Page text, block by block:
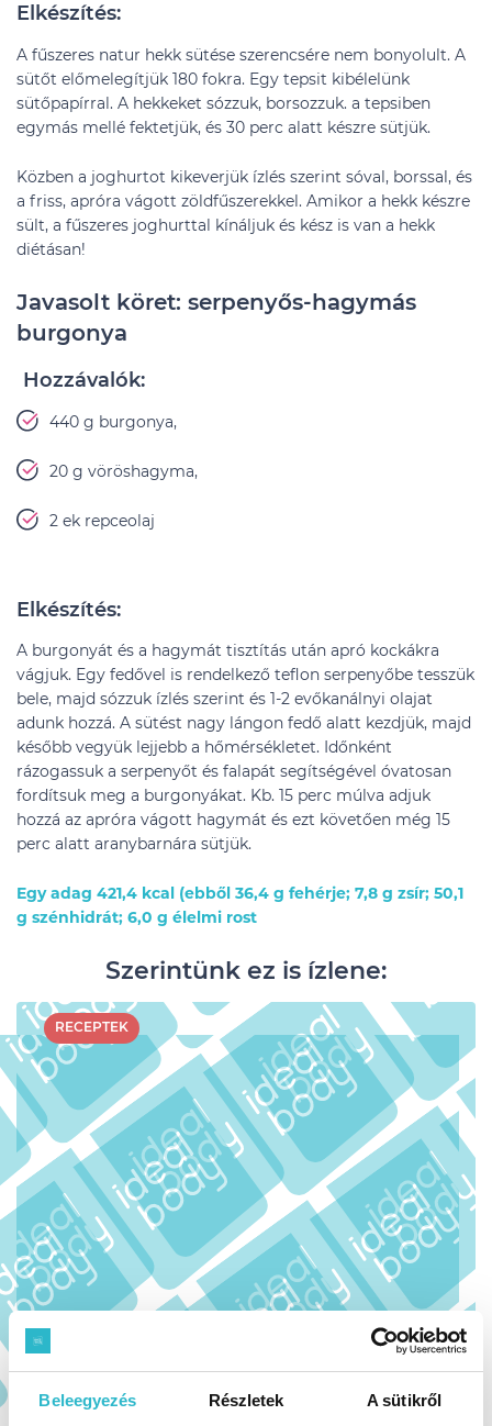
Beleegyezés Részletek A sütikről
Elkészítés:
A fűszeres natur hekk sütése szerencsére nem bonyolult. A
sütőt előmelegítjük 180 fokra. Egy tepsit kibélelünk
sütőpapírral. A hekkeket sózzuk, borsozzuk. a tepsiben
egymás mellé fektetjük, és 30 perc alatt készre sütjük.
Közben a joghurtot kikeverjük ízlés szerint sóval, borssal, és
a friss, apróra vágott zöldfűszerekkel. Amikor a hekk készre
sült, a fűszeres joghurttal kínáljuk és kész is van a hekk
diétásan!
Javasolt köret: serpenyős-hagymás
burgonya
Hozzávalók:
440 g burgonya,
20 g vöröshagyma,
2 ek repceolaj
Elkészítés:
A burgonyát és a hagymát tisztítás után apró kockákra
vágjuk. Egy fedővel is rendelkező teflon serpenyőbe tesszük
bele, majd sózzuk ízlés szerint és 1-2 evőkanálnyi olajat
adunk hozzá. A sütést nagy lángon fedő alatt kezdjük, majd
később vegyük lejjebb a hőmérsékletet. Időnként
rázogassuk a serpenyőt és falapát segítségével óvatosan
fordítsuk meg a burgonyákat. Kb. 15 perc múlva adjuk
hozzá az apróra vágott hagymát és ezt követően még 15
perc alatt aranybarnára sütjük.
Egy adag 421,4 kcal (ebből 36,4 g fehérje; 7,8 g zsír; 50,1
g szénhidrát; 6,0 g élelmi rost
Szerintünk ez is ízlene:
RECEPTEK